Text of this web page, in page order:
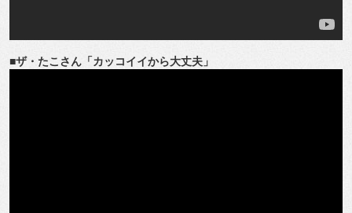
■ザ・たこさん「カッコイイから大丈夫」